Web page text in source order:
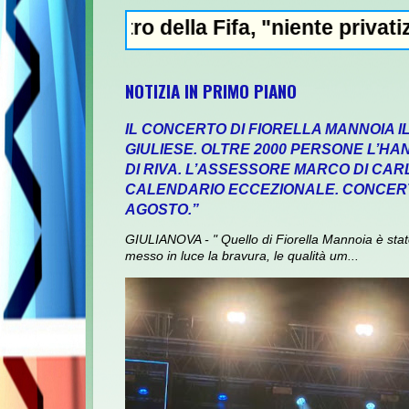
Fifa, "niente privatizzazione del
NOTIZIA IN PRIMO PIANO
IL CONCERTO DI FIORELLA MANNOIA
GIULIESE. OLTRE 2000 PERSONE
DI RIVA. L’ASSESSORE MARCO DI
CALENDARIO ECCEZIONALE.
AGOSTO.”
GIULIANOVA - " Quello di Fiorella Mannoia è
messo in luce la bravura, le qualità um...